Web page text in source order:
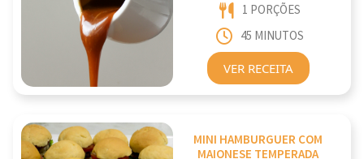
1 PORÇÕES
45 MINUTOS
VER RECEITA
MINI HAMBURGUER COM
MAIONESE TEMPERADA